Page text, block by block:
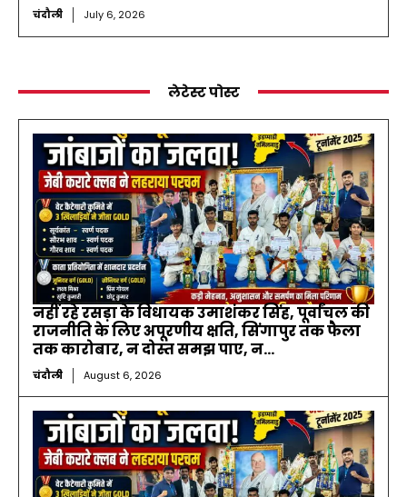
चंदौली July 6, 2026
लेटेस्ट पोस्ट
नहीं रहे रसड़ा के विधायक उमाशंकर सिंह, पूर्वांचल की
राजनीति के लिए अपूरणीय क्षति, सिंगापुर तक फैला
तक कारोबार, न दोस्त समझ पाए, न...
चंदौली August 6, 2026